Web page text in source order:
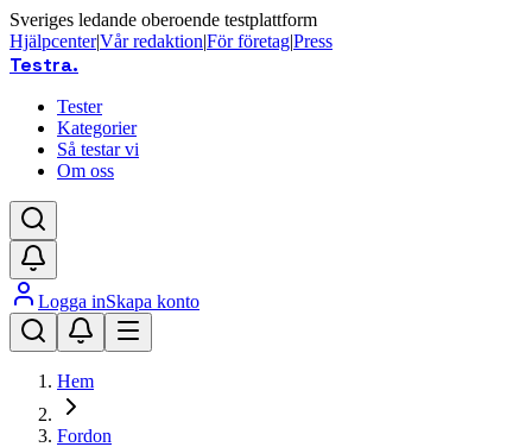
Sveriges ledande oberoende testplattform
Hjälpcenter|Vår redaktion|För företag|Press
Testra.
Tester
Kategorier
Så testar vi
Om oss
Logga inSkapa konto
Hem
Fordon